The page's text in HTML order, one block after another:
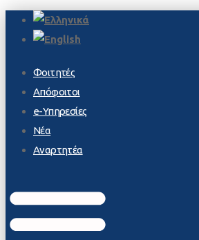
Φοιτητές
Απόφοιτοι
e-Υπηρεσίες
Νέα
Αναρτητέα